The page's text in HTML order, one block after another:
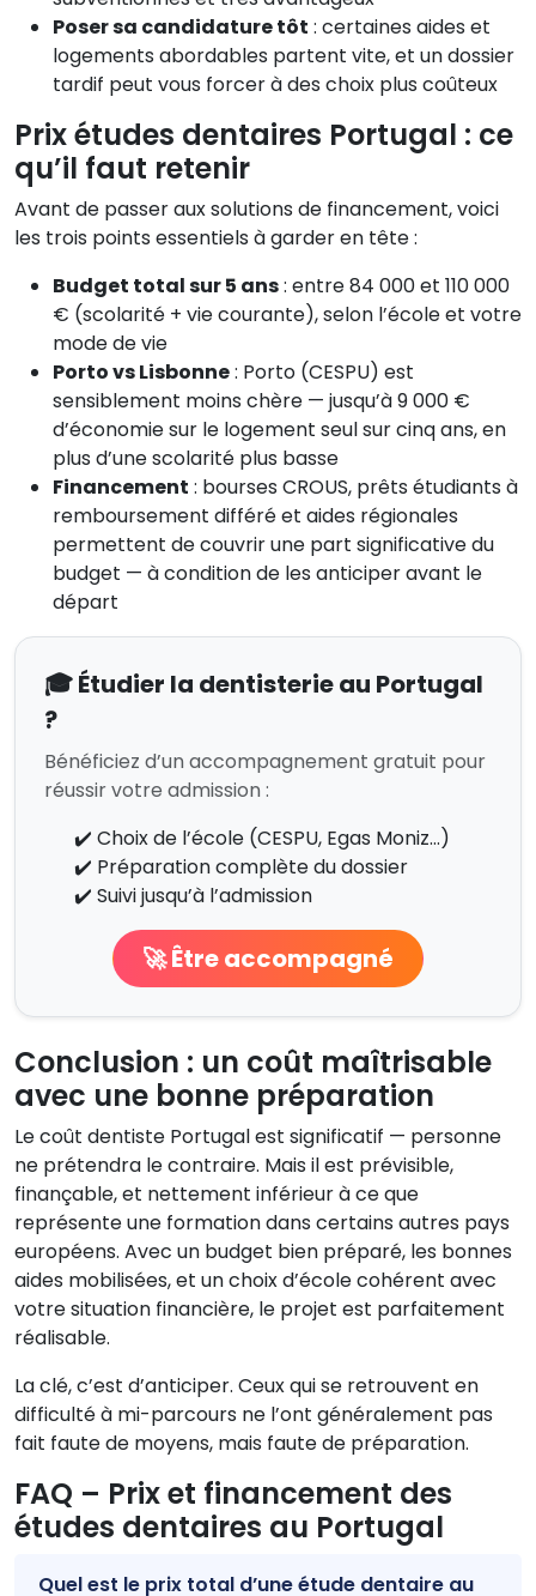
Poser sa candidature tôt : certaines aides et
logements abordables partent vite, et un dossier
tardif peut vous forcer à des choix plus coûteux
Prix études dentaires Portugal : ce
qu’il faut retenir
Avant de passer aux solutions de financement, voici
les trois points essentiels à garder en tête :
Budget total sur 5 ans: entre 84 000 et 110 000
€ (scolarité + vie courante), selon l’école et votre
mode de vie
Porto vs Lisbonne: Porto (CESPU) est
sensiblement moins chère — jusqu’à 9 000 €
d’économie sur le logement seul sur cinq ans, en
plus d’une scolarité plus basse
Financement : bourses CROUS, prêts étudiants à
remboursement différé et aides régionales
permettent de couvrir une part significative du
budget — à condition de les anticiper avant le
départ
🎓 Étudier la dentisterie au Portugal
?
Bénéficiez d’un accompagnement gratuit pour
réussir votre admission :
✔️ Choix de l’école (CESPU, Egas Moniz…)
✔️ Préparation complète du dossier
✔️ Suivi jusqu’à l’admission
🚀 Être accompagné
Conclusion : un coût maîtrisable
avec une bonne préparation
Le coût dentiste Portugal est significatif — personne
ne prétendra le contraire. Mais il est prévisible,
finançable, et nettement inférieur à ce que
représente une formation dans certains autres pays
européens. Avec un budget bien préparé, les bonnes
aides mobilisées, et un choix d’école cohérent avec
votre situation financière, le projet est parfaitement
réalisable.
La clé, c’est d’anticiper. Ceux qui se retrouvent en
difficulté à mi-parcours ne l’ont généralement pas
fait faute de moyens, mais faute de préparation.
FAQ – Prix et financement des
études dentaires au Portugal
Quel est le prix total d’une étude dentaire au